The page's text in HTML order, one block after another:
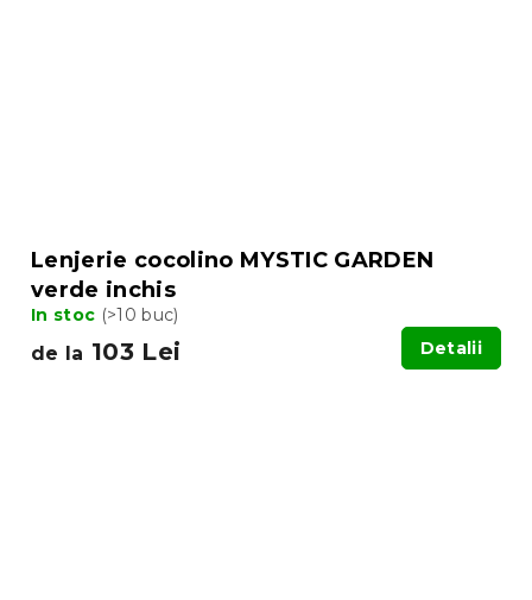
Lenjerie cocolino MYSTIC GARDEN
verde inchis
In stoc (>10 buc)
de la 103 Lei Detalii